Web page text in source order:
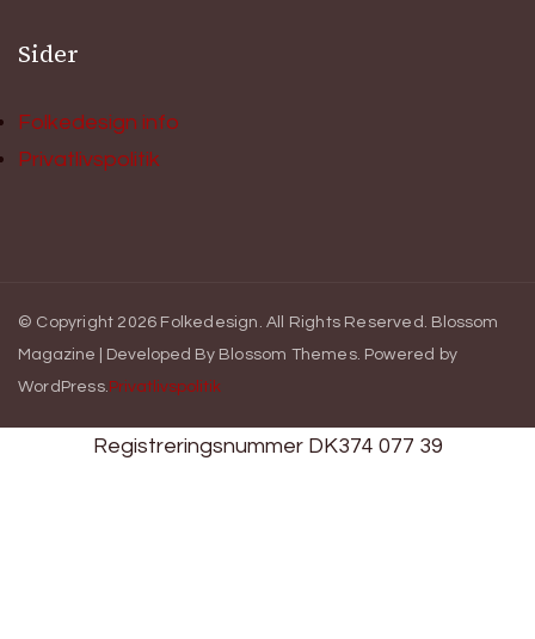
Sider
Folkedesign info
Privatlivspolitik
© Copyright 2026 Folkedesign . All Rights Reserved. Blossom
Magazine | Developed By Blossom Themes. Powered by
WordPress. Privatlivspolitik
Registreringsnummer DK374 077 39